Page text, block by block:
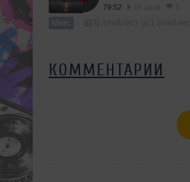
79:52
Микс
КОММЕНТАРИИ